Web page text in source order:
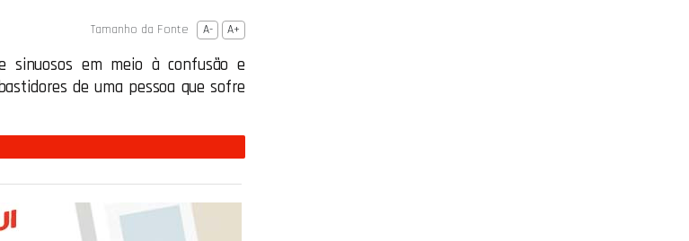
Tamanho da Fonte A- A+
sinuosos em meio à confusão e
de uma pessoa que sofre